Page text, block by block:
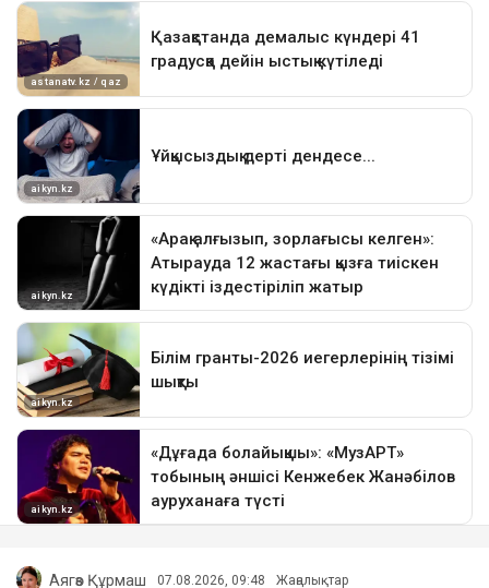
Аягөз Құрмаш 07.08.2026, 09:48 Жаңалықтар